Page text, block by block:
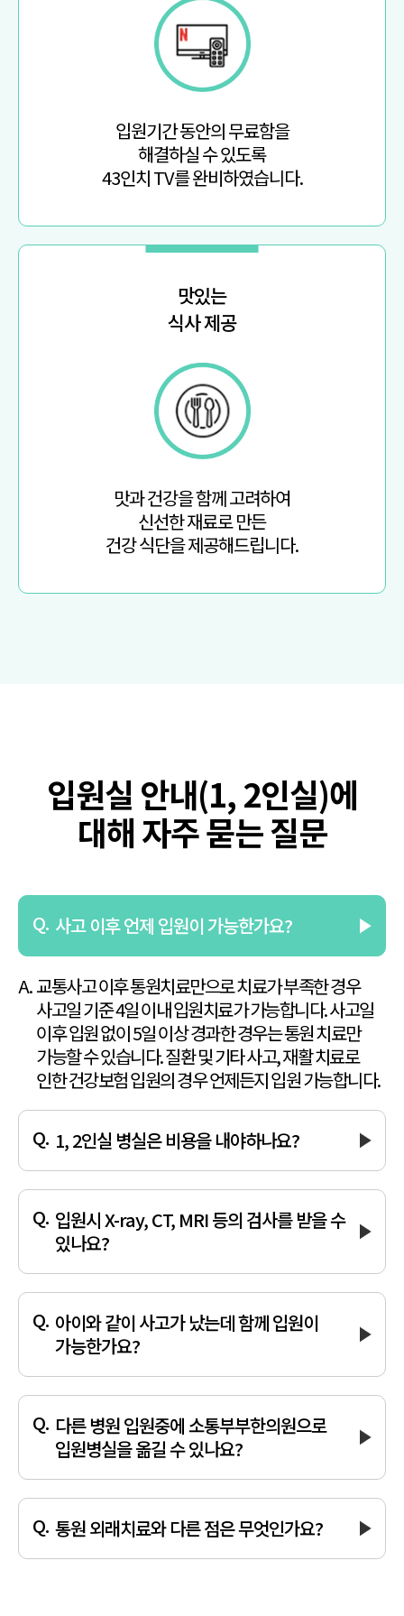
입원기간 동안의 무료함을
해결하실 수 있도록
43인치 TV를 완비하였습니다.
맛있는
식사 제공
맛과 건강을 함께 고려하여
신선한 재료로 만든
건강 식단을 제공해드립니다.
입원실 안내(1, 2인실)에
대해 자주 묻는 질문
사고 이후 언제 입원이 가능한가요?
교통사고 이후 통원치료만으로 치료가 부족한 경우
사고일 기준 4일 이내입원치료가 가능합니다. 사고일
이후 입원 없이 5일 이상 경과한경우는 통원 치료만
가능할 수 있습니다. 질환 및 기타 사고, 재활 치료로
인한 건강보험 입원의 경우 언제든지 입원 가능합니다.
1, 2인실 병실은 비용을 내야하나요?
입원시 X-ray, CT, MRI 등의 검사를 받을 수
있나요?
아이와 같이 사고가 났는데 함께 입원이
가능한가요?
다른 병원 입원중에 소통부부한의원으로
입원병실을 옮길 수 있나요?
통원 외래치료와 다른 점은 무엇인가요?